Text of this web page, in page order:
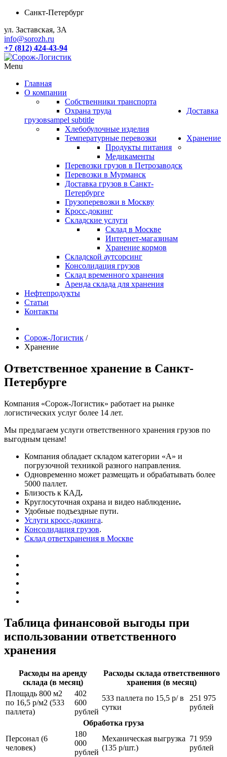
Санкт-Петербург
ул. Заставская, 3А
info@sorozh.ru
+7 (812) 424-43-94
Menu
Главная
О компании
Собственники транспорта
Охрана труда
Доставка
грузовsampel subtitle
Хлебобулочные изделия
Температурные перевозки
Продукты питания
Медикаменты
Перевозки грузов в Петрозаводск
Перевозки в Мурманск
Доставка грузов в Санкт-
Петербурге
Грузоперевозки в Москву
Хранение
Кросс-докинг
Складские услуги
Склад в Москве
Интернет-магазинам
Хранение кормов
Складской аутсорсинг
Консолидация грузов
Склад временного хранения
Аренда склада для хранения
Нефтепродукты
Статьи
Контакты
Сорож-Логистик /
Хранение
Ответственное хранение в Санкт-
Петербурге
Компания «Сорож-Логистик» работает на рынке
логистических услуг более 14 лет.
Мы предлагаем услуги ответственного хранения грузов по
выгодным ценам!
Компания обладает складом категории «А» и
погрузочной техникой разного направления.
Одновременно может размещать и обрабатывать более
5000 паллет.
Близость к КАД.
Круглосуточная охрана и видео наблюдение.
Удобные подъездные пути.
Услуги кросс-докинга.
Консолидация грузов.
Склад ответхранения в Москве
Таблица финансовой выгоды при
использовании ответственного
хранения
Расходы на аренду
склада (в месяц)
Расходы склада ответственного
хранения (в месяц)
Площадь 800 м2
по 16,5 р/м2 (533
паллета)
402
600
рублей
533 паллета по 15,5 р/ в
сутки
251 975
рублей
Обработка груза
Персонал (6
человек)
180
000
рублей
Механическая выгрузка
(135 р/шт.)
71 959
рублей